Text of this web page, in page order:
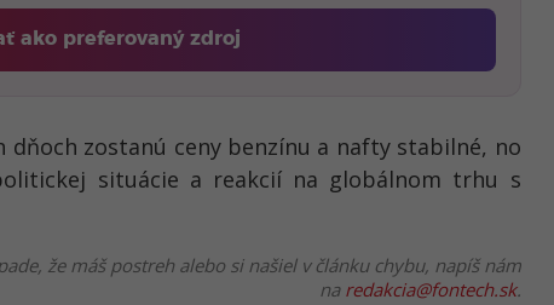
ako preferovaný zdroj
Fontech, odkaz sa otvorí v novom okne
dňoch zostanú ceny benzínu a nafty stabilné, no
situácie a reakcií na globálnom trhu s
že máš postreh alebo si našiel v článku chybu, napíš nám
na redakcia@fontech.sk.